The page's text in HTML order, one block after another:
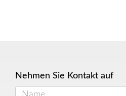
Nehmen Sie Kontakt auf